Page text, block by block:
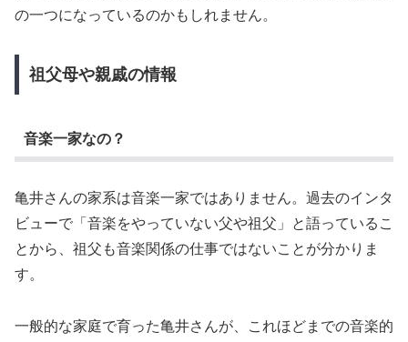
の一つになっているのかもしれません。
祖父母や親戚の情報
音楽一家なの？
亀井さんの家系は音楽一家ではありません。過去のインタ
ビューで「音楽をやっていない父や祖父」と語っているこ
とから、祖父も音楽関係の仕事ではないことが分かりま
す。
一般的な家庭で育った亀井さんが、これほどまでの音楽的